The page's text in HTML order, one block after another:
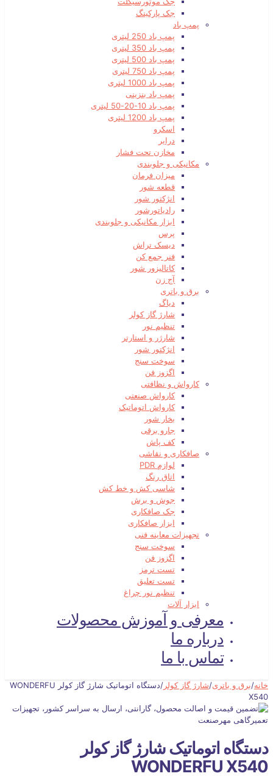
جک پارکینگ
پمپ باد
پمپ باد 250 لیتری
پمپ باد 350 لیتری
پمپ باد 500 لیتری
پمپ باد 750 لیتری
پمپ باد 1000 لیتری
پمپ باد بنزینی
پمپ باد 10-20-50 لیتری
پمپ باد 1200 لیتری
اسکرو
درایر
مخازن تحت فشار
مکانیکی و جلوبندی
میزان فرمان
قطعه شور
انژکتور شور
رادیاتورشور
ابزار مکانیکی و جلوبندی
پرس
دیسک تراش
فنر جمع کن
کاتالیزور شور
آج زن
برق و باتری
دیاگ
شارژ گاز کولر
تنظیم نور
شارژر و استارتر
انژکتور شور
سوخت سنج
اگزوز فن
کارواش و نظافتی
کارواش صنعتی
کارواش اتوماتیک
بخار شور
جارو برقی
کف پاش
صافکاری و نقاشی
لوازم PDR
اتاق رنگ
شاسی کش و خط کش
جوش و برش
جک صافکاری
ابزار صافکاری
تجهیزات معاینه فنی
سوخت سنج
اگزوز فن
تست ترمز
تست تعلیق
تنظیم نور چراغ
ابزار آلات
معرفی و آموزش محصولات
درباره ما
تماس با ما
خانه/برق و باتری/شارژ گاز کولر /
دستگاه اتوماتیک شارژ گاز کولر WONDERFU
X540
دستگاه اتوماتیک شارژ گاز کولر
WONDERFU X540